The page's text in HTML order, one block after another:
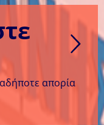
απορία